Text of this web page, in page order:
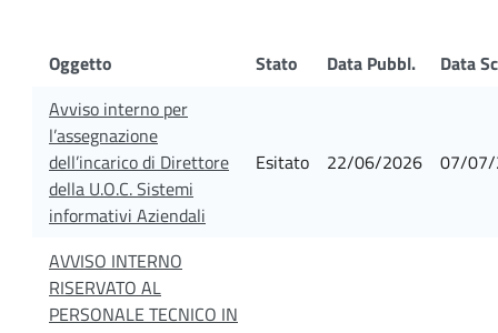
Oggetto Stato Data Pubbl.
Data
Avviso interno per
l’assegnazione
dell’incarico di Direttore
della U.O.C. Sistemi
informativi Aziendali
Esitato 22/06/2026 07/
AVVISO INTERNO
RISERVATO AL
PERSONALE TECNICO IN